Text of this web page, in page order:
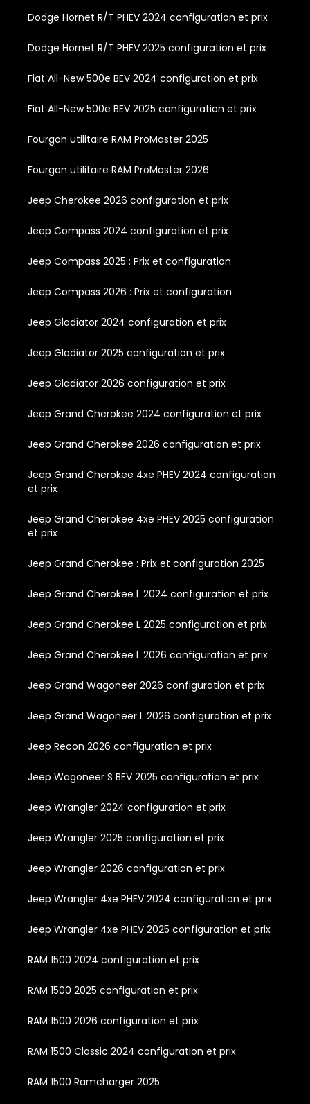
Dodge Hornet R/T PHEV 2024 configuration et prix
Dodge Hornet R/T PHEV 2025 configuration et prix
Fiat All-New 500e BEV 2024 configuration et prix
Fiat All-New 500e BEV 2025 configuration et prix
Fourgon utilitaire RAM ProMaster 2025
Fourgon utilitaire RAM ProMaster 2026
Jeep Cherokee 2026 configuration et prix
Jeep Compass 2024 configuration et prix
Jeep Compass 2025 : Prix et configuration
Jeep Compass 2026 : Prix et configuration
Jeep Gladiator 2024 configuration et prix
Jeep Gladiator 2025 configuration et prix
Jeep Gladiator 2026 configuration et prix
Jeep Grand Cherokee 2024 configuration et prix
Jeep Grand Cherokee 2026 configuration et prix
Jeep Grand Cherokee 4xe PHEV 2024 configuration
et prix
Jeep Grand Cherokee 4xe PHEV 2025 configuration
et prix
Jeep Grand Cherokee : Prix et configuration 2025
Jeep Grand Cherokee L 2024 configuration et prix
Jeep Grand Cherokee L 2025 configuration et prix
Jeep Grand Cherokee L 2026 configuration et prix
Jeep Grand Wagoneer 2026 configuration et prix
Jeep Grand Wagoneer L 2026 configuration et prix
Jeep Recon 2026 configuration et prix
Jeep Wagoneer S BEV 2025 configuration et prix
Jeep Wrangler 2024 configuration et prix
Jeep Wrangler 2025 configuration et prix
Jeep Wrangler 2026 configuration et prix
Jeep Wrangler 4xe PHEV 2024 configuration et prix
Jeep Wrangler 4xe PHEV 2025 configuration et prix
RAM 1500 2024 configuration et prix
RAM 1500 2025 configuration et prix
RAM 1500 2026 configuration et prix
RAM 1500 Classic 2024 configuration et prix
RAM 1500 Ramcharger 2025